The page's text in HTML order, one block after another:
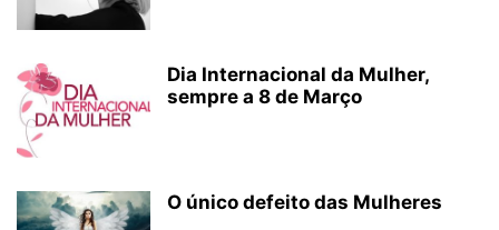
Dia Internacional da Mulher,
sempre a 8 de Março
O único defeito das Mulheres